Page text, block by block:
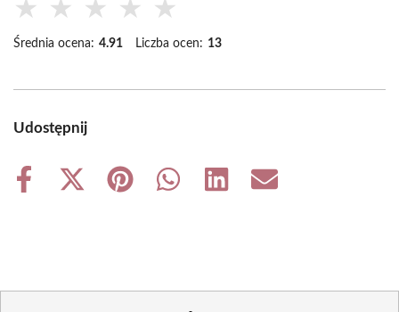
★ ★ ★ ★ ★
Średnia ocena: 4.91 Liczba ocen: 13
Udostępnij
Share
Share
Share
Share
Share
Share